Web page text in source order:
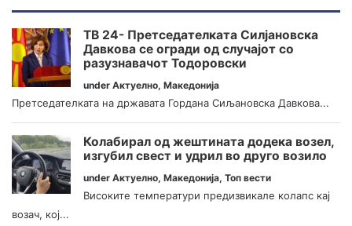
ТВ 24- Претседателката Силјановска
Давкова се огради од случајот со
разузнавачот Тодоровски
under Актуелно, Македонија
Претседателката на државата Гордана Сиљановска Давкова...
Колабирал од жештината додека возел,
изгубил свест и удрил во друго возило
under Актуелно, Македонија, Топ вести
Високите температури предизвикале колапс кај
возач, кој...